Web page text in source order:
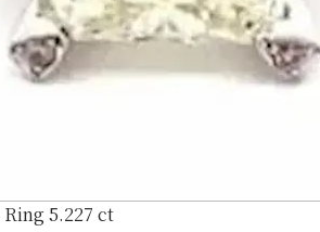
5.227 ct